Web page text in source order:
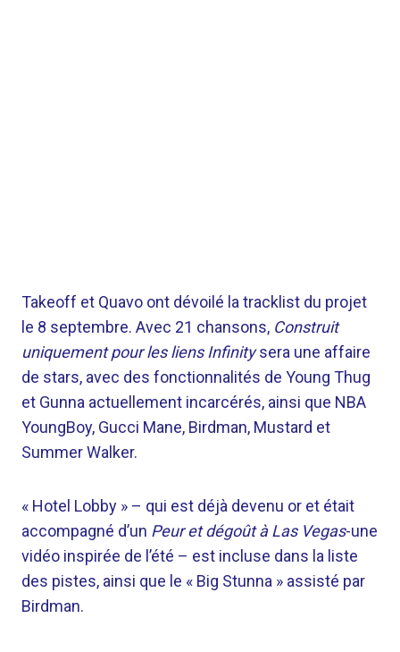
Takeoff et Quavo ont dévoilé la tracklist du projet
le 8 septembre. Avec 21 chansons, Construit
uniquement pour les liens Infinitysera une affaire
de stars, avec des fonctionnalités de Young Thug
et Gunna actuellement incarcérés, ainsi que NBA
YoungBoy, Gucci Mane, Birdman, Mustard et
Summer Walker.
« Hotel Lobby » – qui est déjà devenu or et était
accompagné d’un Peur et dégoût à Las Vegas-une
vidéo inspirée de l’été – est incluse dans la liste
des pistes, ainsi que le « Big Stunna » assisté par
Birdman.